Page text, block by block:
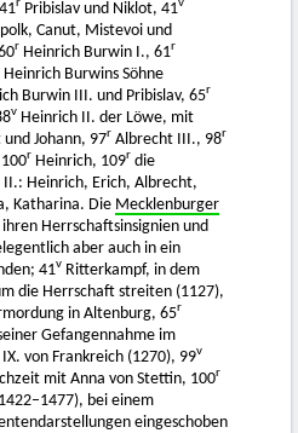
r Pribislav und Niklot, 41v
Canut, Mistevoi und
r Heinrich Burwin I., 61r
Heinrich Burwins Söhne
Burwin III. und Pribislav, 65r
v Heinrich II. der Löwe, mit
Johann, 97r Albrecht III., 98r
r Heinrich, 109r die
II.: Heinrich, Erich, Albrecht,
Katharina. Die Mecklenburger
Herrschaftsinsignien und
aber auch in ein
41v Ritterkampf, in dem
die Herrschaft streiten (1127),
in Altenburg, 65r
Gefangennahme im
von Frankreich (1270), 99v
mit Anna von Stettin, 100r
bei einem
eingeschoben